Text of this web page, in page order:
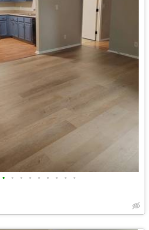
• • • • • • • • •